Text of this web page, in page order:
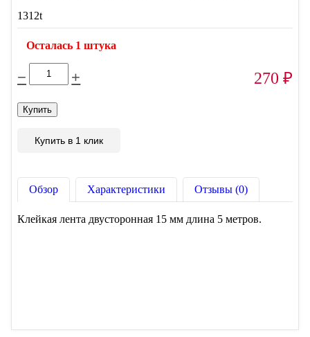
1312t
Осталась 1 штука
− + 270 ₽
Купить в 1 клик
Обзор Характеристики Отзывы (0)
Клейкая лента двусторонная 15 мм длина 5 метров.